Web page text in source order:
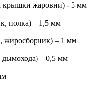
крышки жаровни) - 3 мм
полка) – 1,5 мм
жиросборник) – 1 мм
дымохода) – 0,5 мм